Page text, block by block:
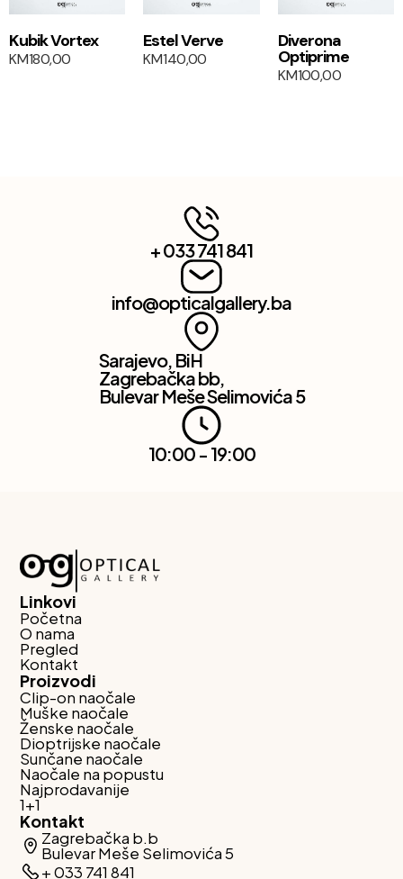
Kubik Vortex
KM180,00
Estel Verve
KM140,00
Diverona
Optiprime
KM100,00
+ 033 741 841
info@opticalgallery.ba
Sarajevo, BiH
Zagrebačka bb,
Bulevar Meše Selimovića 5
10:00 - 19:00
Linkovi
Početna
O nama
Pregled
Kontakt
Proizvodi
Clip-on naočale
Muške naočale
Ženske naočale
Dioptrijske naočale
Sunčane naočale
Naočale na popustu
Najprodavanije
1+1
Kontakt
Zagrebačka b.b
Bulevar Meše Selimovića 5
+ 033 741 841